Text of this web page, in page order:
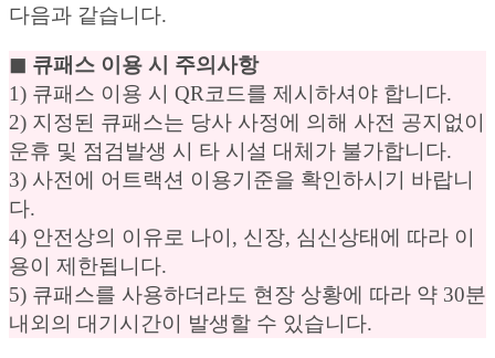
다음과 같습니다.
◼︎ 큐패스 이용 시 주의사항
1) 큐패스 이용 시 QR코드를 제시하셔야 합니다.
2) 지정된 큐패스는 당사 사정에 의해 사전 공지없이
운휴 및 점검발생 시 타 시설 대체가 불가합니다.
3) 사전에 어트랙션 이용기준을 확인하시기 바랍니
다.
4) 안전상의 이유로 나이, 신장, 심신상태에 따라 이
용이 제한됩니다.
5) 큐패스를 사용하더라도 현장 상황에 따라 약 30분
내외의 대기시간이 발생할 수 있습니다.